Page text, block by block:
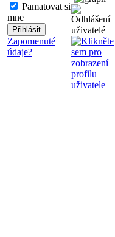
Pamatovat si
mne
Zapomenuté
údaje?